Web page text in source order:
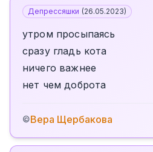
Депрессяшки (26.05.2023)
утром просыпаясь
сразу гладь кота
ничего важнее
нет чем доброта
©Вера Щербакова